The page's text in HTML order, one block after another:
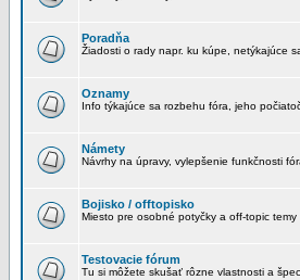
Poradňa
Žiadosti o rady napr. ku kúpe, netýkajúce
Oznamy
Info týkajúce sa rozbehu fóra, jeho
Námety
Návrhy na úpravy, vylepšenie funkčnosti
Bojisko / offtopisko
Miesto pre osobné potyčky a off-topic temy
Testovacie fórum
Tu si môžete skušať rôzne vlastnosti a